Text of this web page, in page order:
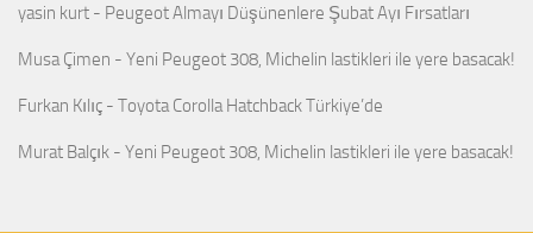
yasin kurt - Peugeot Almayı Düşünenlere Şubat Ayı Fırsatları
Musa Çimen - Yeni Peugeot 308, Michelin lastikleri ile yere basacak!
Furkan Kılıç - Toyota Corolla Hatchback Türkiye’de
Murat Balçık - Yeni Peugeot 308, Michelin lastikleri ile yere basacak!